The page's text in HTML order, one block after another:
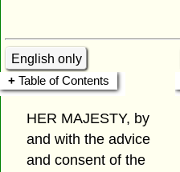
English only
Table of Contents
HER MAJESTY, by
and with the advice
and consent of the